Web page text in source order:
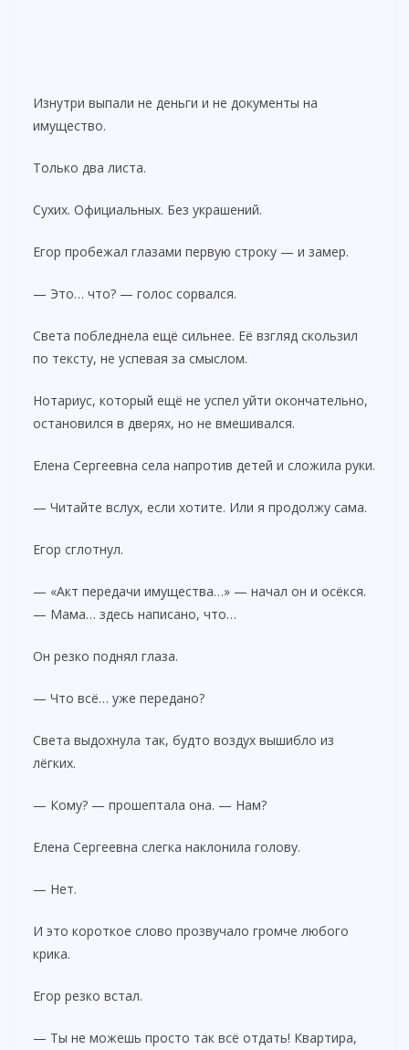
Изнутри выпали не деньги и не документы на
имущество.
Только два листа.
Сухих. Официальных. Без украшений.
Егор пробежал глазами первую строку — и замер.
— Это… что? — голос сорвался.
Света побледнела ещё сильнее. Её взгляд скользил
по тексту, не успевая за смыслом.
Нотариус, который ещё не успел уйти окончательно,
остановился в дверях, но не вмешивался.
Елена Сергеевна села напротив детей и сложила руки.
— Читайте вслух, если хотите. Или я продолжу сама.
Егор сглотнул.
— «Акт передачи имущества…» — начал он и осёкся.
— Мама… здесь написано, что…
Он резко поднял глаза.
— Что всё… уже передано?
Света выдохнула так, будто воздух вышибло из
лёгких.
— Кому? — прошептала она. — Нам?
Елена Сергеевна слегка наклонила голову.
— Нет.
И это короткое слово прозвучало громче любого
крика.
Егор резко встал.
— Ты не можешь просто так всё отдать! Квартира,